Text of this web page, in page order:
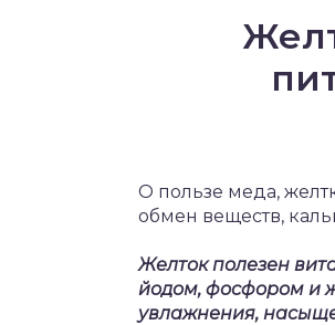
О пользе меда,
обмен веществ,
Желток полезен
йодом, фосфором и
увлажнения,